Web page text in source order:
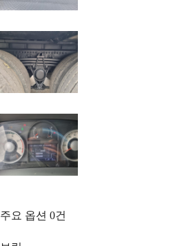
주요 옵션 0건